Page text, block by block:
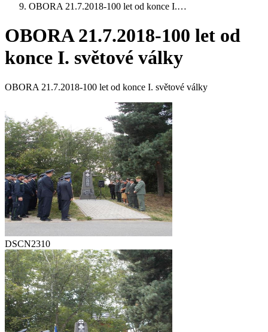
OBORA 21.7.2018-100 let od konce I.…
OBORA 21.7.2018-100 let od
konce I. světové války
OBORA 21.7.2018-100 let od konce I. světové války
DSCN2310